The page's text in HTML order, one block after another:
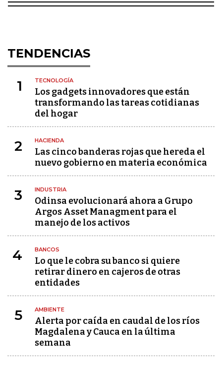
TENDENCIAS
1 TECNOLOGÍA
Los gadgets innovadores que están
transformando las tareas cotidianas
del hogar
2 HACIENDA
Las cinco banderas rojas que hereda el
nuevo gobierno en materia económica
3 INDUSTRIA
Odinsa evolucionará ahora a Grupo
Argos Asset Managment para el
manejo de los activos
4 BANCOS
Lo que le cobra su banco si quiere
retirar dinero en cajeros de otras
entidades
5 AMBIENTE
Alerta por caída en caudal de los ríos
Magdalena y Cauca en la última
semana